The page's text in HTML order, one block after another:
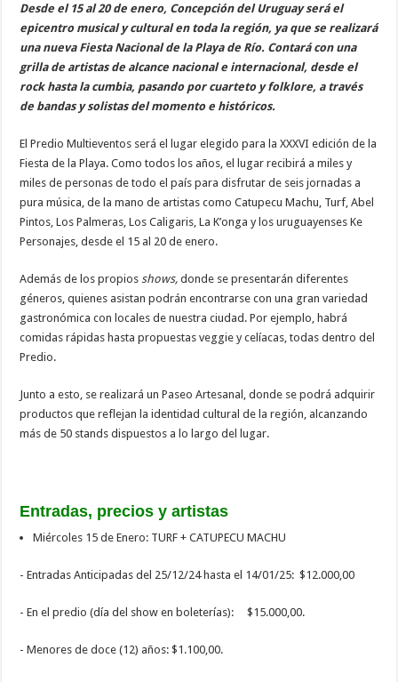
Desde el 15 al 20 de enero, Concepción del Uruguay será el
epicentro musical y cultural en toda la región, ya que se realizará
una nueva Fiesta Nacional de la Playa de Río. Contará con una
grilla de artistas de alcance nacional e internacional, desde el
rock hasta la cumbia, pasando por cuarteto y folklore, a través
de bandas y solistas del momento e históricos.
El Predio Multieventos será el lugar elegido para la XXXVI edición de la
Fiesta de la Playa. Como todos los años, el lugar recibirá a miles y
miles de personas de todo el país para disfrutar de seis jornadas a
pura música, de la mano de artistas como Catupecu Machu, Turf, Abel
Pintos, Los Palmeras, Los Caligaris, La K’onga y los uruguayenses Ke
Personajes, desde el 15 al 20 de enero.
Además de los propios shows, donde se presentarán diferentes
géneros, quienes asistan podrán encontrarse con una gran variedad
gastronómica con locales de nuestra ciudad. Por ejemplo, habrá
comidas rápidas hasta propuestas veggie y celíacas, todas dentro del
Predio.
Junto a esto, se realizará un Paseo Artesanal, donde se podrá adquirir
productos que reflejan la identidad cultural de la región, alcanzando
más de 50 stands dispuestos a lo largo del lugar.
Entradas, precios y artistas
Miércoles 15 de Enero: TURF + CATUPECU MACHU
- Entradas Anticipadas del 25/12/24 hasta el 14/01/25: $12.000,00
- En el predio (día del show en boleterías): $15.000,00.
- Menores de doce (12) años: $1.100,00.